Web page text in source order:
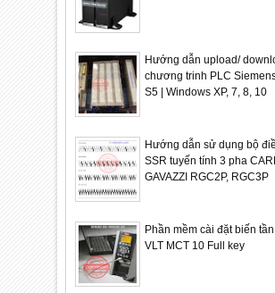
Hướng dẫn upload/
chương trinh PLC
S5 | Windows XP, 7, 8, 10
Hướng dẫn sử dụng bộ
SSR tuyến tính 3 pha
GAVAZZI RGC2P, RGC3P
Phần mềm cài đặt biến
VLT MCT 10 Full key